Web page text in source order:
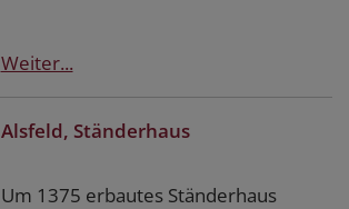
Weiter...
Alsfeld, Ständerhaus
Um 1375 erbautes Ständerhaus